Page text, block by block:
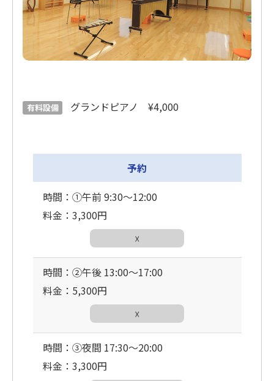
有料設備 グランドピアノ ¥4,000
予約
時間：①午前 9:30〜12:00
料金：3,300円
☓
時間：②午後 13:00〜17:00
料金：5,300円
☓
時間：③夜間 17:30〜20:00
料金：3,300円